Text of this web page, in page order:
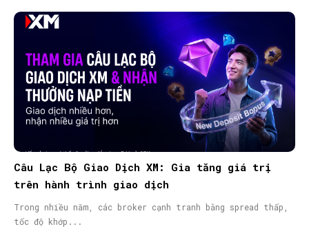
Câu Lạc Bộ Giao Dịch XM: Gia tăng giá trị
trên hành trình giao dịch
Trong nhiều năm, các broker cạnh tranh bằng spread thấp,
tốc độ khớp...